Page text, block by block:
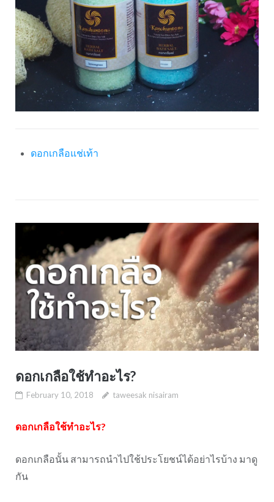
ดอกเกลือแช่เท้า
ดอกเกลือใช้ทำอะไร?
February 10, 2018 taweesak nisairam
ดอกเกลือใช้ทำอะไร?
ดอกเกลือนั้น สามารถนำไปใช้ประโยชน์ได้อย่าไรบ้าง มาดู
กัน